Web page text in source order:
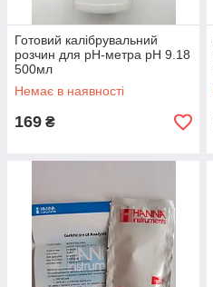
Готовий калібрувальний
розчин для рН-метра рН 9.18
500мл
Немає в наявності
169 ₴